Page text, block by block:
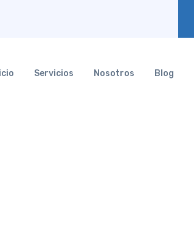
Servicios Nosotros Blog